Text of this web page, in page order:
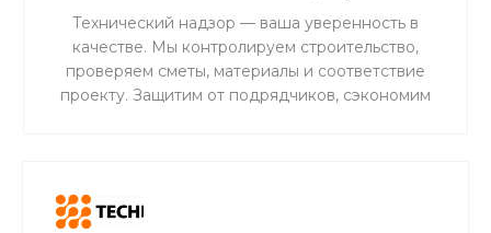
Технический надзор — ваша уверенность в
качестве. Мы контролируем строительство,
проверяем сметы, материалы и соответствие
проекту. Защитим от подрядчиков, сэкономим